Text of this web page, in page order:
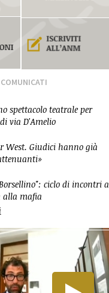
COMUNICATI
spettacolo teatrale per
via D'Amelio
West. Giudici hanno già
ciclo di incontri a
alla mafia